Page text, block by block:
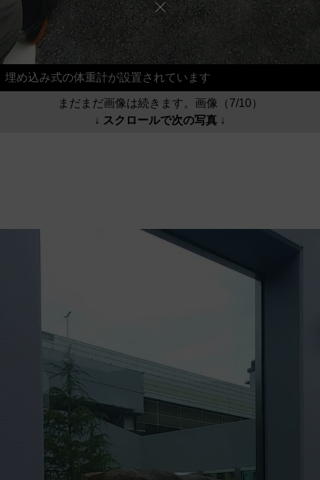
埋め込み式の体重計が設置されています
まだまだ画像は続きます。画像（7/10）
↓ スクロールで次の写真 ↓